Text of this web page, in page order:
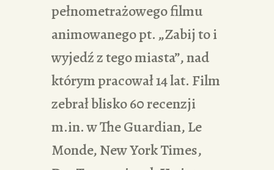
pełnometrażowego filmu
animowanego pt. „Zabij to i
wyjedź z tego miasta”, nad
którym pracował 14 lat. Film
zebrał blisko 60 recenzji
m.in. w The Guardian, Le
Monde, New York Times,